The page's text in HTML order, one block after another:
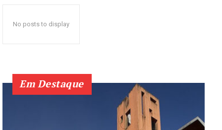
No posts to display
Em Destaque